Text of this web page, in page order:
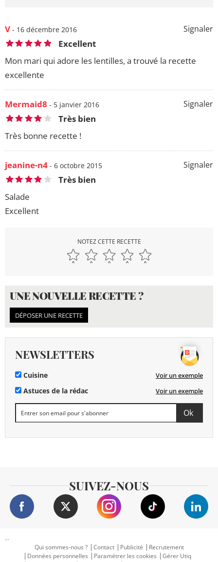
Signaler
V - 16 décembre 2016
Excellent
Mon mari qui adore les lentilles, a trouvé la recette
excellente
Signaler
Mermaid8 - 5 janvier 2016
Très bien
Très bonne recette !
Signaler
jeanine-n4 - 6 octobre 2015
Très bien
Salade
Excellent
NOTEZ CETTE RECETTE
UNE NOUVELLE RECETTE ?
DÉPOSER UNE RECETTE
NEWSLETTERS
Cuisine Voir un exemple
Astuces de la rédac Voir un exemple
SUIVEZ-NOUS
...
Qui sommes-nous ?
Contact Publicité
Recrutement
Données personnelles
Paramétrer les cookies
Gérer Utiq